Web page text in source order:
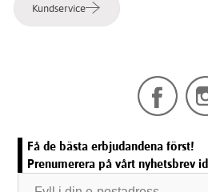
Kundservice
Få de bästa erbjudandena först!
Prenumerera på vårt nyhetsbrev